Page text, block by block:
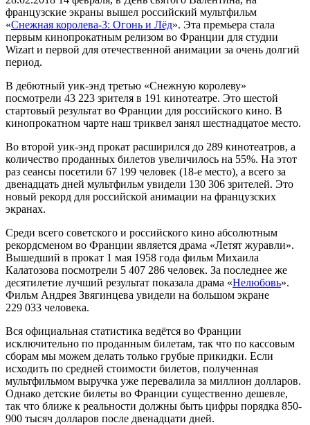
французские экраны вышел российский мультфильм
«Снежная королева-3: Огонь и Лёд». Эта премьера стала
первым кинопрокатным релизом во Франции для студии
Wizart и первой для отечественной анимации за очень долгий
период.
В дебютный уик-энд третью «Снежную королеву»
посмотрели 43 223 зрителя в 191 кинотеатре. Это шестой
стартовый результат во Франции для российского кино. В
кинопрокатном чарте наш триквел занял шестнадцатое место.
Во второй уик-энд прокат расширился до 289 кинотеатров, а
количество проданных билетов увеличилось на 55%. На этот
раз сеансы посетили 67 199 человек (18-е место), а всего за
двенадцать дней мультфильм увидели 130 306 зрителей. Это
новый рекорд для российской анимации на французских
экранах.
Среди всего советского и российского кино абсолютным
рекордсменом во Франции является драма «Летят журавли».
Вышедший в прокат 1 мая 1958 года фильм Михаила
Калатозова посмотрели 5 407 286 человек. За последнее же
десятилетие лучший результат показала драма «Нелюбовь».
Фильм Андрея Звягинцева увидели на большом экране
229 033 человека.
Вся официальная статистика ведётся во Франции
исключительно по проданным билетам, так что по кассовым
сборам мы можем делать только грубые прикидки. Если
исходить по средней стоимости билетов, полученная
мультфильмом выручка уже перевалила за миллион долларов.
Однако детские билеты во Франции существенно дешевле,
так что ближе к реальности должны быть цифры порядка 850-
900 тысяч долларов после двенадцати дней.